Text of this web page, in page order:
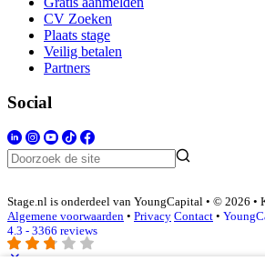
CV Zoeken
Plaats stage
Veilig betalen
Partners
Social
Stage.nl is onderdeel van YoungCapital • © 2026 •
Algemene voorwaarden • Privacy Contact •
4.3 - 3366 reviews